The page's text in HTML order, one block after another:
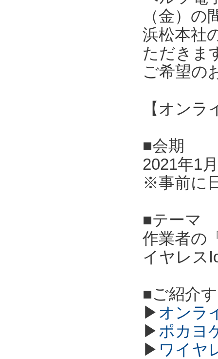
（金）
浜松本社
ただきま
ご希望の
【オン
■会期
2021年1
※事前に
■テーマ
作業者の
イヤレス
■ご紹介
▶ オンラ
▶ポカヨ
▶ ワイヤ